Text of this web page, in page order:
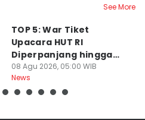
See More
TOP 5: War Tiket
Upacara HUT RI
Diperpanjang hingga
Prabowo Evaluasi Bahlil
08 Agu 2026, 05:00 WIB
News